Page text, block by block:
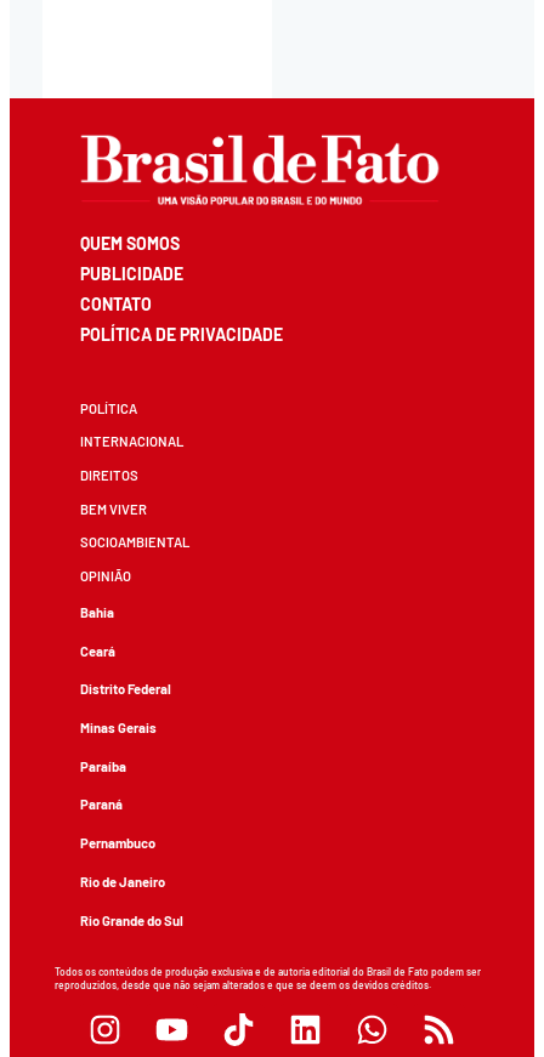
QUEM SOMOS
PUBLICIDADE
CONTATO
POLÍTICA DE PRIVACIDADE
POLÍTICA
INTERNACIONAL
DIREITOS
BEM VIVER
SOCIOAMBIENTAL
OPINIÃO
Bahia
Ceará
Distrito Federal
Minas Gerais
Paraíba
Paraná
Pernambuco
Rio de Janeiro
Rio Grande do Sul
Todos os conteúdos de produção exclusiva e de autoria editorial do Brasil de Fato podem ser
reproduzidos, desde que não sejam alterados e que se deem os devidos créditos.